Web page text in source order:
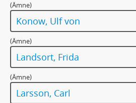
245 - MANUSKRIPT: Oscar
246 - MANUSKRIPT:
248 - MANUSKRIPT: Svar [På inlägg av Märta
249 - MANUSKRIPT: [Tal i Svensk-amerikanska
250a - MANUSKRIPT: Syster
251 - MANUSKRIPT: Syster
(Ämne)
Konow, Ulf von
(Ämne)
Landsort, Frida
(Ämne)
Larsson, Carl